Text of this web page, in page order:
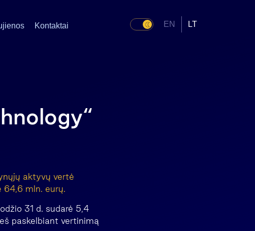
Kontaktai EN LT
aktyvų vertė
64,6 mln. eurų.
31 d. sudarė 5,4
paskelbiant vertinimą